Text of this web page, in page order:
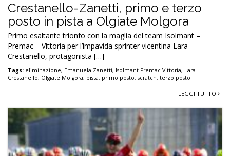
Crestanello-Zanetti, primo e terzo
posto in pista a Olgiate Molgora
Primo esaltante trionfo con la maglia del team Isolmant –
Premac – Vittoria per l’impavida sprinter vicentina Lara
Crestanello, protagonista […]
Tags: eliminazione, Emanuela Zanetti, Isolmant-Premac-Vittoria, Lara
Crestanello, Olgiate Molgora, pista, primo posto, scratch, terzo posto
LEGGI TUTTO